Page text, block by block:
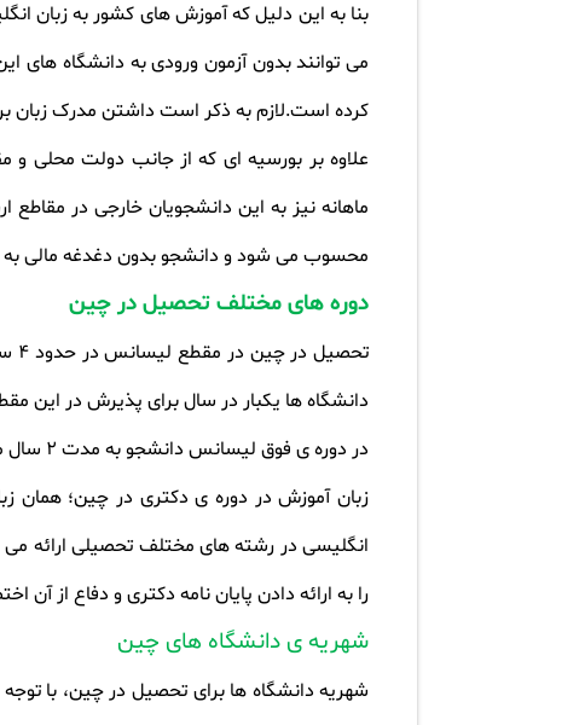
بنا به این دلیل که آموزش های کشور به زبان
می توانند بدون آزمون ورودی به دانشگاه های
کرده است.لازم به ذکر است داشتن مدرک زبان
ماهانه نیز به این دانشجویان خارجی در
محسوب می شود و دانشجو بدون دغدغه مالی به
دوره های مختلف تحصیل در چین
دانشگاه ها یکبار در سال برای پذیرش در این
در دوره ی فوق لیسانس دانشجو به مدت 2 سال مشغول به تحصیل می شود. در این دوره اغلب دروس را به زبان انگلیسی فرا می گیرد
زبان آموزش در دوره ی دکتری در چین؛ همان
را به ارائه دادن پایان نامه دکتری و دفاع از
شهریه ی دانشگاه های چین